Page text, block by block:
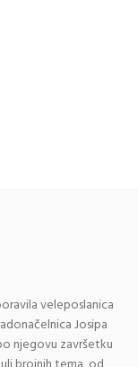
veleposlanica
Josipa
njegovu završetku